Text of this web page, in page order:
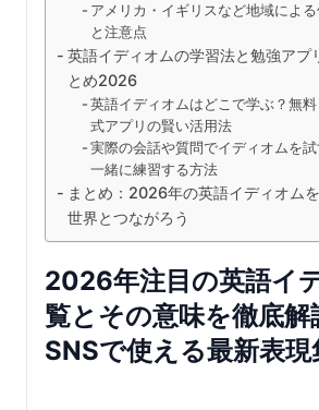
アメリカ・イギリスなど地域によ
と注意点
英語イディオムの学習法と勉強アプ
とめ2026
英語イディオムはどこで学ぶ？無
式アプリの賢い活用法
実際の会話や質問でイディオムを
一緒に練習する方法
まとめ：2026年の英語イディオム
世界とつながろう
2026年注目の英語イ
覧とその意味を徹底解
SNSで使える最新表現